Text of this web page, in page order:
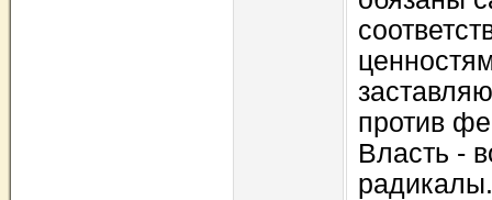
против
Власть -
радикалы.